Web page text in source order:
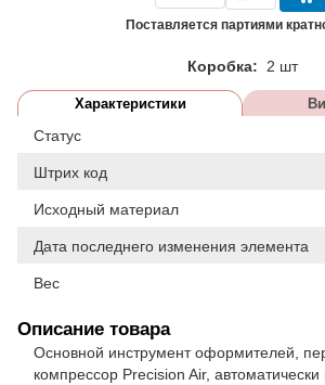
Поставляется партиями
Коробка: 2 шт
Характеристики
Статус
Штрих код
Исходный материал
Дата последнего изменения элемента
Вес
Описание товара
Основной инструмент оформителей,
компрессор Precision Air,